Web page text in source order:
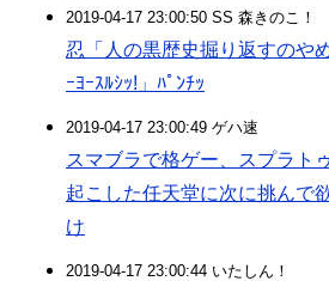
2019-04-17 23:00:50 SS 森きのこ！
忍「人の黒歴史掘り返すのや
ｰﾖｰｽﾙｼｯ!」ﾊﾟﾝﾁｯ
2019-04-17 23:00:49 ゲハ速
スマブラで格ゲー、スプラト
起こした任天堂に次に挑んで
け
2019-04-17 23:00:44 いたしん！